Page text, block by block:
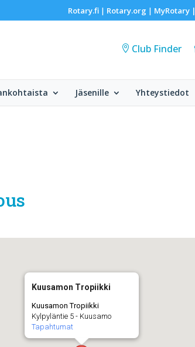
Rotary.fi| Rotary.org | MyRotary |
Club Finder
Jäsenille Yhteystiedot
Kuusamon Tropiikki
Kuusamon Tropiikki
Kylpyläntie 5 - Kuusamo
Tapahtumat